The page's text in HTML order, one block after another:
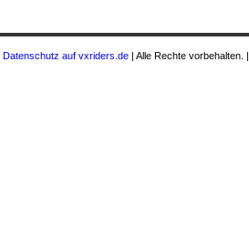
Datenschutz auf vxriders.de| Alle Rechte vorbehalten. |